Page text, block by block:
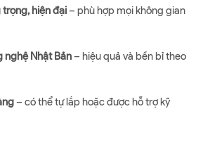
trọng, hiện đại– phù hợp mọi không gian
nghệ Nhật Bản– hiệu quả và bền bỉ theo
– có thể tự lắp hoặc được hỗ trợ kỹ